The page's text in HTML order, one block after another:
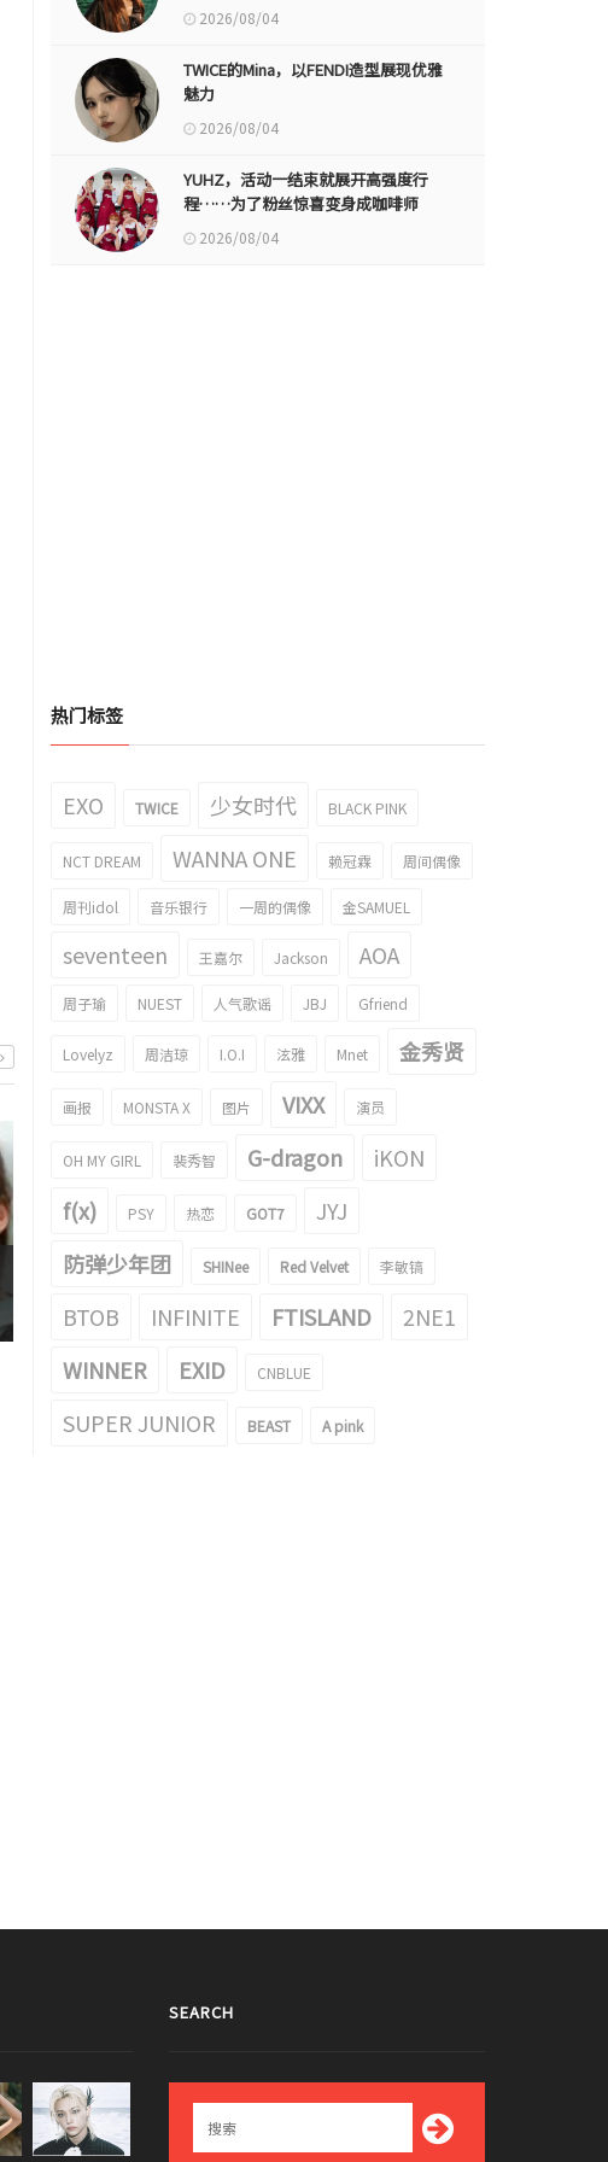
肋骨啊...在舞台的Red Velvet Wendy的
2017/07/26
太可怜了...过分突出锁骨的Red Velvet
2017/07/23
2026/08/04
TWICE的Mina，以FENDI造型展现优雅
魅力
2026/08/04
YUHZ，活动一结束就展开高强度行
程……为了粉丝惊喜变身成咖啡师
2026/08/04
热门标签
EXO TWICE 少女时代 BLACK PINK
NCT DREAM WANNA ONE 赖冠霖 周间偶像
周刊idol 音乐银行 一周的偶像 金SAMUEL
seventeen 王嘉尔 Jackson AOA
周子瑜 NUEST 人气歌谣 JBJ Gfriend
Lovelyz 周洁琼 I.O.I 泫雅 Mnet 金秀贤
画报 MONSTA X 图片 VIXX 演员
OH MY GIRL 裴秀智 G-dragon
iKON
f(x)
PSY 热恋 GOT7
JYJ
防弹少年团
SHINee Red Velvet 李敏镐
BTOB INFINITE FTISLAND
2NE1
WINNER
EXID CNBLUE
SUPER JUNIOR BEAST A pink
SEARCH